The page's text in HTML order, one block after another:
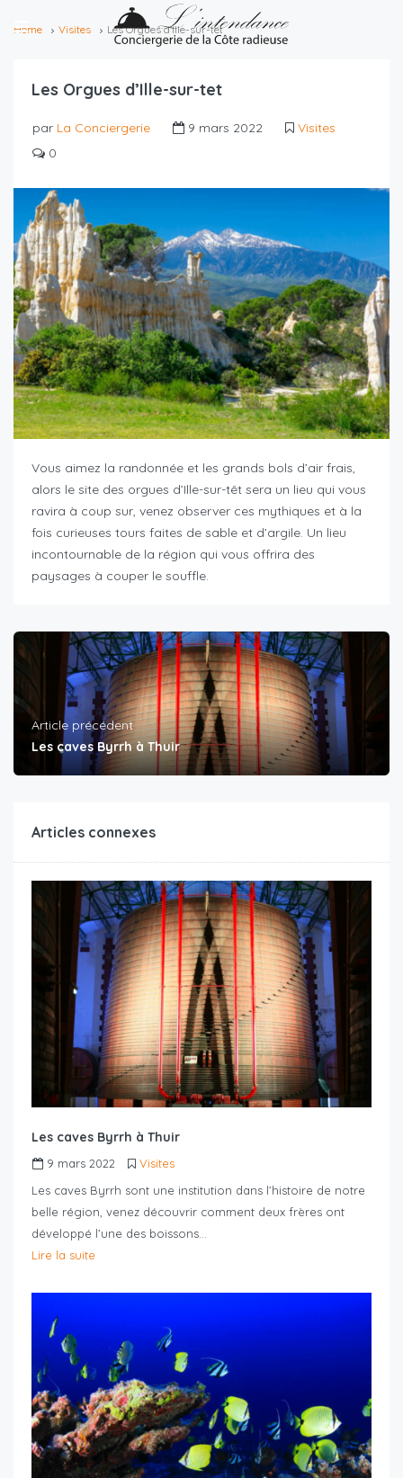
Home Visites Les Orgues d’Ille-sur-tet
Les Orgues d’Ille-sur-tet
par La Conciergerie 9 mars 2022
Visites
0
Vous aimez la randonnée et les grands bols d’air frais,
alors le site des orgues d’Ille-sur-têt sera un lieu qui vous
ravira à coup sur, venez observer ces mythiques et à la
fois curieuses tours faites de sable et d’argile. Un lieu
incontournable de la région qui vous offrira des
paysages à couper le souffle.
Article précédent
Les caves Byrrh à Thuir
Articles connexes
Les caves Byrrh à Thuir
9 mars 2022
Visites
Les caves Byrrh sont une institution dans l’histoire de notre
belle région, venez découvrir comment deux frères ont
développé l’une des boissons…
Lire la suite